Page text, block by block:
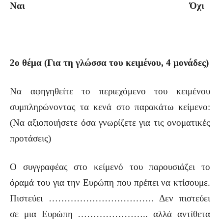
Ναι Όχι
2ο θέμα (Για τη γλώσσα του κειμένου, 4 μονάδες)
Να αφηγηθείτε το περιεχόμενο του κειμένου
συμπληρώνοντας τα κενά στο παρακάτω κείμενο:
(Να αξιοποιήσετε όσα γνωρίζετε για τις ονοματικές
προτάσεις)
Ο συγγραφέας στο κείμενό του παρουσιάζει το
όραμά του για την Ευρώπη που πρέπει να κτίσουμε.
Πιστεύει ……………………………. Δεν πιστεύει
σε μια Ευρώπη ………………….. αλλά αντίθετα